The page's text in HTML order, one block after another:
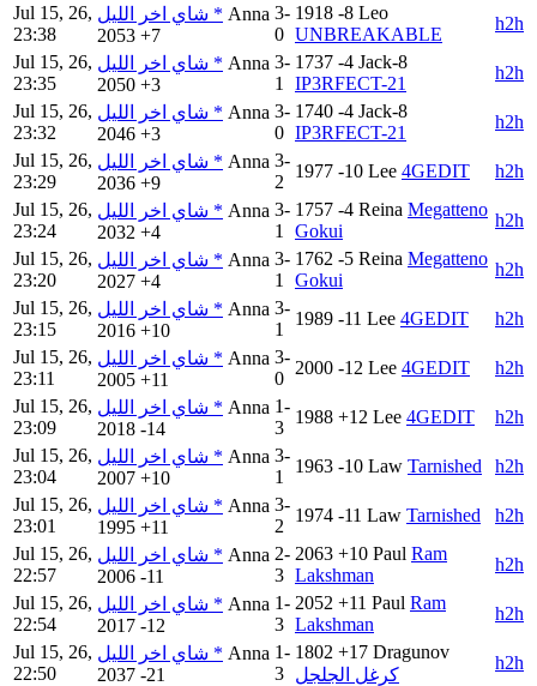
Jul 15, 26,
23:38
شاي اخر الليل * Anna
2053 +7
3-
0
1918 -8 Leo
UNBREAKABLE
h2h
Jul 15, 26,
23:35
شاي اخر الليل * Anna
2050 +3
3-
1
1737 -4 Jack-8
IP3RFECT-21
h2h
Jul 15, 26,
23:32
شاي اخر الليل * Anna
2046 +3
3-
0
1740 -4 Jack-8
IP3RFECT-21
h2h
Jul 15, 26,
23:29
شاي اخر الليل * Anna
2036 +9
3-
2
1977 -10 Lee 4GEDIT
h2h
Jul 15, 26,
23:24
شاي اخر الليل * Anna
2032 +4
3-
1
1757 -4 Reina Megatteno
Gokui
h2h
Jul 15, 26,
23:20
شاي اخر الليل * Anna
2027 +4
3-
1
1762 -5 Reina Megatteno
Gokui
h2h
Jul 15, 26,
23:15
شاي اخر الليل * Anna
2016 +10
3-
1
1989 -11 Lee 4GEDIT
h2h
Jul 15, 26,
23:11
شاي اخر الليل * Anna
2005 +11
3-
0
2000 -12 Lee 4GEDIT
h2h
Jul 15, 26,
23:09
شاي اخر الليل * Anna
2018 -14
1-
3
1988 +12 Lee 4GEDIT
h2h
Jul 15, 26,
23:04
شاي اخر الليل * Anna
2007 +10
3-
1
1963 -10 Law Tarnished
h2h
Jul 15, 26,
23:01
شاي اخر الليل * Anna
1995 +11
3-
2
1974 -11 Law Tarnished
h2h
Jul 15, 26,
22:57
شاي اخر الليل * Anna
2006 -11
2-
3
2063 +10 Paul Ram
Lakshman
h2h
Jul 15, 26,
22:54
شاي اخر الليل * Anna
2017 -12
1-
3
2052 +11 Paul Ram
Lakshman
h2h
Jul 15, 26,
22:50
شاي اخر الليل * Anna
2037 -21
1-
3
1802 +17 Dragunov
كرغل الجلجل
h2h